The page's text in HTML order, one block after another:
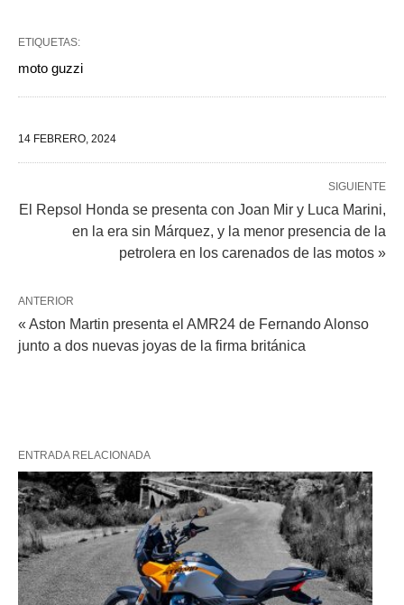
ETIQUETAS:
moto guzzi
14 FEBRERO, 2024
SIGUIENTE
El Repsol Honda se presenta con Joan Mir y Luca Marini,
en la era sin Márquez, y la menor presencia de la
petrolera en los carenados de las motos »
ANTERIOR
« Aston Martin presenta el AMR24 de Fernando Alonso
junto a dos nuevas joyas de la firma británica
ENTRADA RELACIONADA